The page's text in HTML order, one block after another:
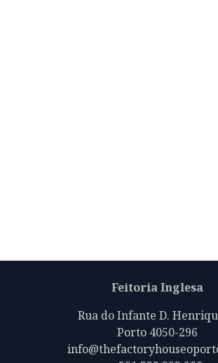
Feitoria Inglesa
Rua do Infante D.
Porto 4050-296